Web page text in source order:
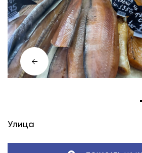
←
Улица